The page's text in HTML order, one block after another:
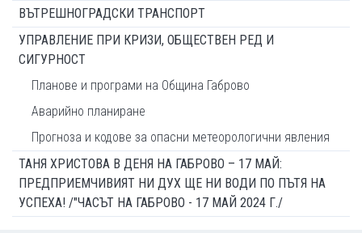
ВЪТРЕШНОГРАДСКИ ТРАНСПОРТ
УПРАВЛЕНИЕ ПРИ КРИЗИ, ОБЩЕСТВЕН РЕД И
СИГУРНОСТ
Планове и програми на Община Габрово
Аварийно планиране
Прогноза и кодове за опасни метеорологични явления
ТАНЯ ХРИСТОВА В ДЕНЯ НА ГАБРОВО – 17 МАЙ:
ПРЕДПРИЕМЧИВИЯТ НИ ДУХ ЩЕ НИ ВОДИ ПО ПЪТЯ НА
УСПЕХА! /"ЧАСЪТ НА ГАБРОВО - 17 МАЙ 2024 Г./